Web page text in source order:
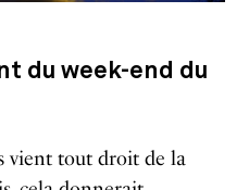
du week-end du
vient tout droit de la